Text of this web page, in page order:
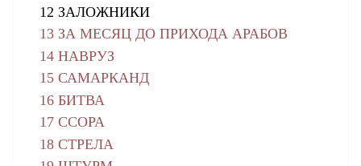
12 ЗАЛОЖНИКИ
13 ЗА МЕСЯЦ ДО ПРИХОДА АРАБОВ
14 НАВРУЗ
15 САМАРКАНД
16 БИТВА
17 ССОРА
18 СТРЕЛА